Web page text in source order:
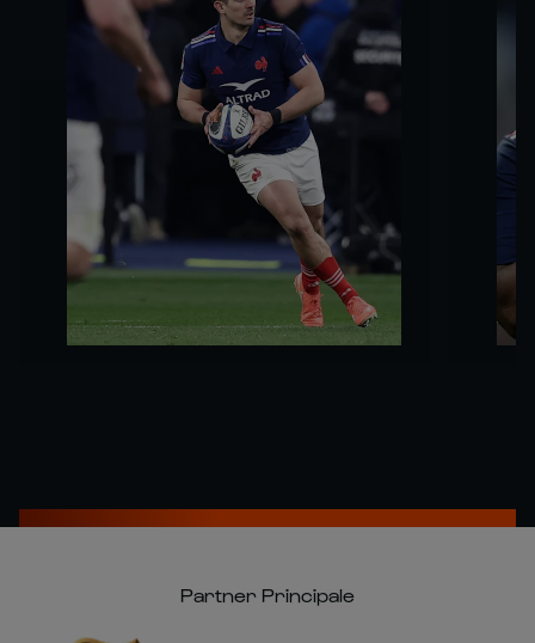
Partner Principale